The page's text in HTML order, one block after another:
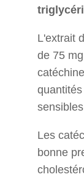
L'extrait
de 75
Les
bonne